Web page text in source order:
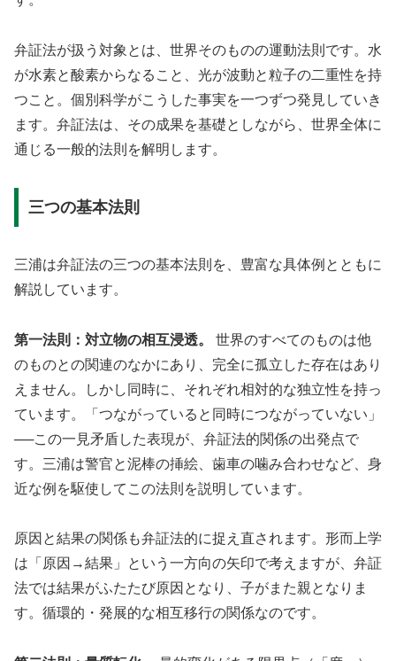
弁証法が扱う対象とは、世界そのものの運動法則です。水
が水素と酸素からなること、光が波動と粒子の二重性を持
つこと。個別科学がこうした事実を一つずつ発見していき
ます。弁証法は、その成果を基礎としながら、世界全体に
通じる一般的法則を解明します。
三つの基本法則
三浦は弁証法の三つの基本法則を、豊富な具体例とともに
解説しています。
第一法則：対立物の相互浸透。
世界のすべてのものは他
のものとの関連のなかにあり、完全に孤立した存在はあり
えません。しかし同時に、それぞれ相対的な独立性を持っ
ています。「つながっていると同時につながっていない」
──この一見矛盾した表現が、弁証法的関係の出発点で
す。三浦は警官と泥棒の挿絵、歯車の噛み合わせなど、身
近な例を駆使してこの法則を説明しています。
原因と結果の関係も弁証法的に捉え直されます。形而上学
は「原因→結果」という一方向の矢印で考えますが、弁証
法では結果がふたたび原因となり、子がまた親となりま
す。循環的・発展的な相互移行の関係なのです。